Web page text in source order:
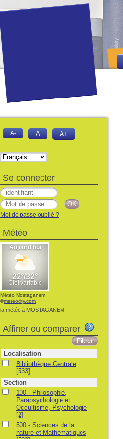
A- A A+
Se connecter
Mot de passe oublié ?
Météo
Météo Mostaganem
©meteocity.com
la météo à MOSTAGANEM
Affiner ou comparer
Localisation
Bibliothèque Centrale
[533]
Section
100 - Philosophie,
Parapsychologie et
Occultisme, Psychologie
[2]
500 - Sciences de la
nature et Mathématiques